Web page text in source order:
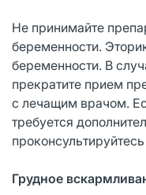
Не принимайте
беременности.
беременности. В
прекратите прием
с лечащим врачом.
требуется
Грудное